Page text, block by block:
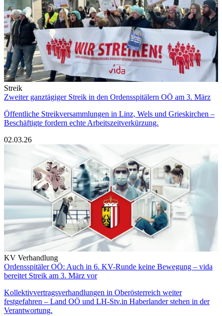
Streik
Zweiter ganztägiger Streik in den Ordensspitälern OÖ am 3. März
Öffentliche Streikversammlungen in Linz, Wels und Grieskirchen –
Beschäftigte fordern echte Arbeitszeitverkürzung.
02.03.26
KV Verhandlung
Ordensspitäler OÖ: Auch in 6. KV-Runde keine Bewegung – vida
bereitet Streik am 3. März vor
Kollektivvertragsverhandlungen in Oberösterreich weiter
festgefahren – Land OÖ und LH-Stv.in Haberlander stehen in der
Verantwortung.